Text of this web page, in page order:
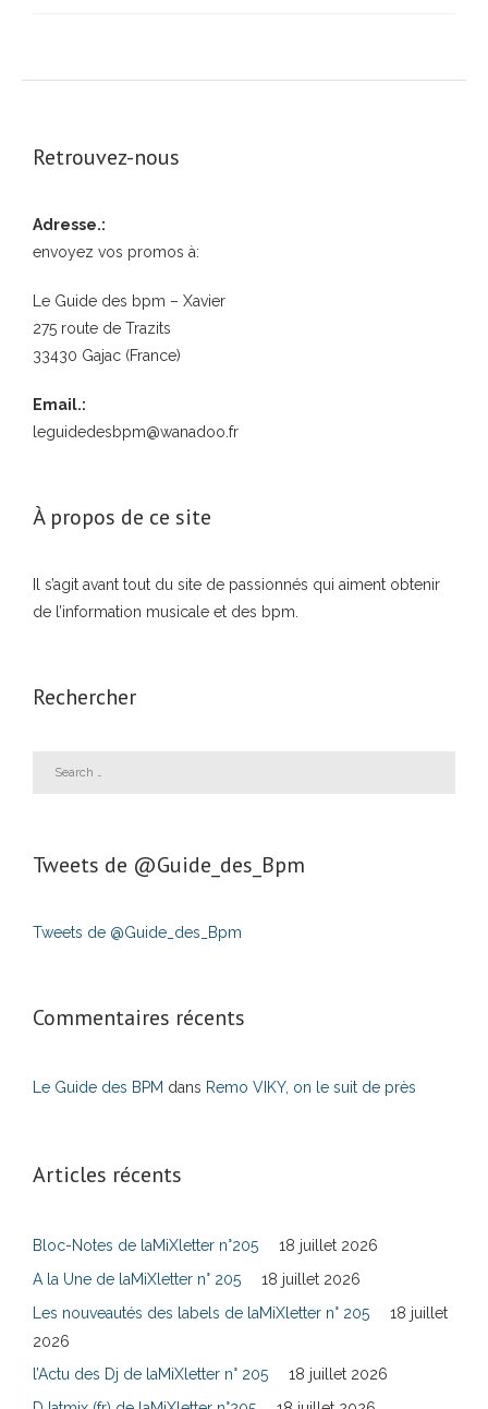
Retrouvez-nous
Adresse.:
envoyez vos promos à:
Le Guide des bpm – Xavier
275 route de Trazits
33430 Gajac (France)
Email.:
leguidedesbpm@wanadoo.fr
À propos de ce site
Il s’agit avant tout du site de passionnés qui aiment obtenir
de l’information musicale et des bpm.
Rechercher
Tweets de ‎@Guide_des_Bpm
Tweets de @Guide_des_Bpm
Commentaires récents
Le Guide des BPM dans Remo VIKY, on le suit de près
Articles récents
Bloc-Notes de laMiXletter n°205
18 juillet 2026
A la Une de laMiXletter n° 205
18 juillet 2026
Les nouveautés des labels de laMiXletter n° 205
18 juillet
2026
l’Actu des Dj de laMiXletter n° 205
18 juillet 2026